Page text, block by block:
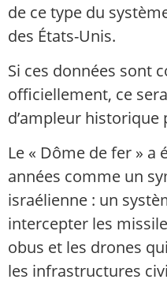
de ce type du
des États-Unis.
Si ces données sont
officiellement, ce
d’ampleur
Le « Dôme de fer » a
années comme un
israélienne : un
intercepter les
obus et les drones
les infrastructures